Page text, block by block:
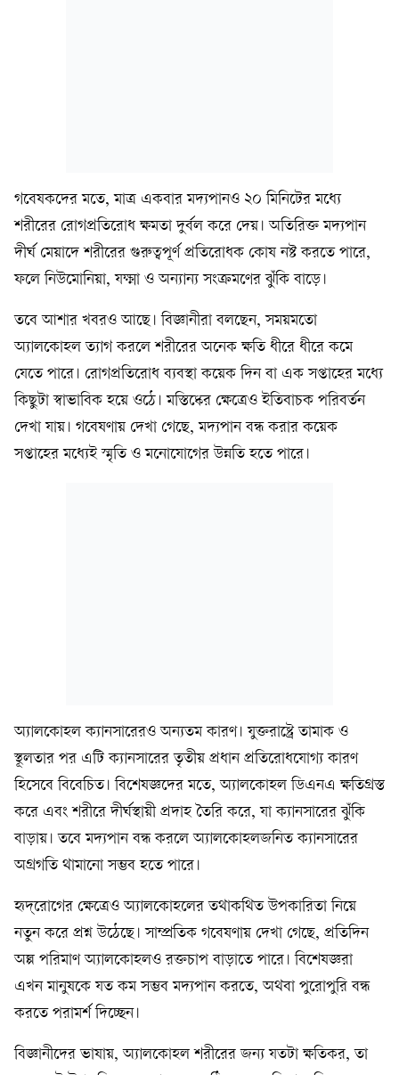
গবেষকদের মতে, মাত্র একবার মদ্যপানও ২০ মিনিটের মধ্যে
শরীরের রোগপ্রতিরোধ ক্ষমতা দুর্বল করে দেয়। অতিরিক্ত মদ্যপান
দীর্ঘ মেয়াদে শরীরের গুরুত্বপূর্ণ প্রতিরোধক কোষ নষ্ট করতে পারে,
ফলে নিউমোনিয়া, যক্ষ্মা ও অন্যান্য সংক্রমণের ঝুঁকি বাড়ে।
তবে আশার খবরও আছে। বিজ্ঞানীরা বলছেন, সময়মতো
অ্যালকোহল ত্যাগ করলে শরীরের অনেক ক্ষতি ধীরে ধীরে কমে
যেতে পারে। রোগপ্রতিরোধ ব্যবস্থা কয়েক দিন বা এক সপ্তাহের মধ্যে
কিছুটা স্বাভাবিক হয়ে ওঠে। মস্তিষ্কের ক্ষেত্রেও ইতিবাচক পরিবর্তন
দেখা যায়। গবেষণায় দেখা গেছে, মদ্যপান বন্ধ করার কয়েক
সপ্তাহের মধ্যেই স্মৃতি ও মনোযোগের উন্নতি হতে পারে।
অ্যালকোহল ক্যানসারেরও অন্যতম কারণ। যুক্তরাষ্ট্রে তামাক ও
স্থূলতার পর এটি ক্যানসারের তৃতীয় প্রধান প্রতিরোধযোগ্য কারণ
হিসেবে বিবেচিত। বিশেষজ্ঞদের মতে, অ্যালকোহল ডিএনএ ক্ষতিগ্রস্ত
করে এবং শরীরে দীর্ঘস্থায়ী প্রদাহ তৈরি করে, যা ক্যানসারের ঝুঁকি
বাড়ায়। তবে মদ্যপান বন্ধ করলে অ্যালকোহলজনিত ক্যানসারের
অগ্রগতি থামানো সম্ভব হতে পারে।
হৃদ্‌রোগের ক্ষেত্রেও অ্যালকোহলের তথাকথিত উপকারিতা নিয়ে
নতুন করে প্রশ্ন উঠেছে। সাম্প্রতিক গবেষণায় দেখা গেছে, প্রতিদিন
অল্প পরিমাণ অ্যালকোহলও রক্তচাপ বাড়াতে পারে। বিশেষজ্ঞরা
এখন মানুষকে যত কম সম্ভব মদ্যপান করতে, অথবা পুরোপুরি বন্ধ
করতে পরামর্শ দিচ্ছেন।
বিজ্ঞানীদের ভাষায়, অ্যালকোহল শরীরের জন্য যতটা ক্ষতিকর, তা